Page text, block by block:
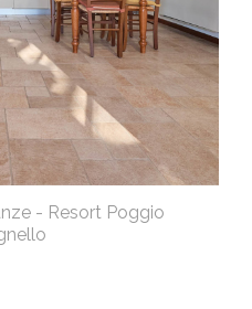
- Resort Poggio